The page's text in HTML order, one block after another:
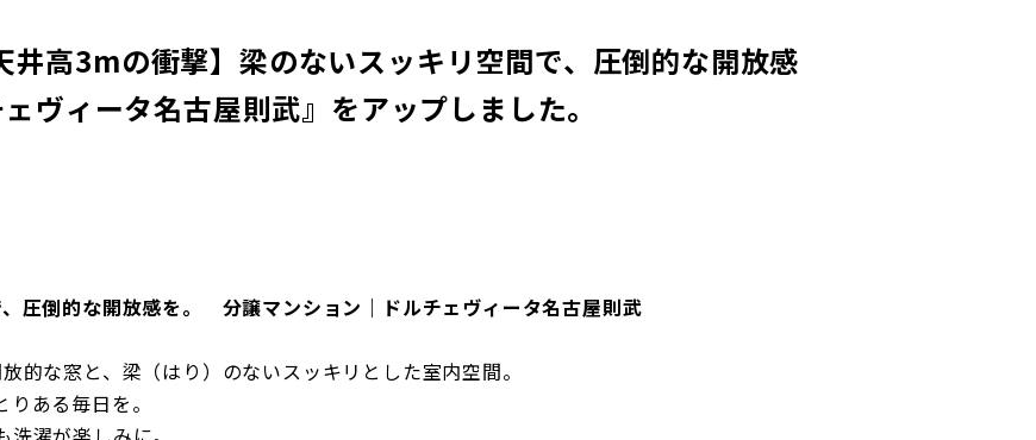
高3mの衝撃】梁のないスッキリ空間で、圧倒的な開放感
ィータ名古屋則武』をアップしました。
圧倒的な開放感を。 分譲マンション｜ドルチェヴィータ名古屋則武
的な窓と、梁（はり）のないスッキリとした室内空間。
ある毎日を。